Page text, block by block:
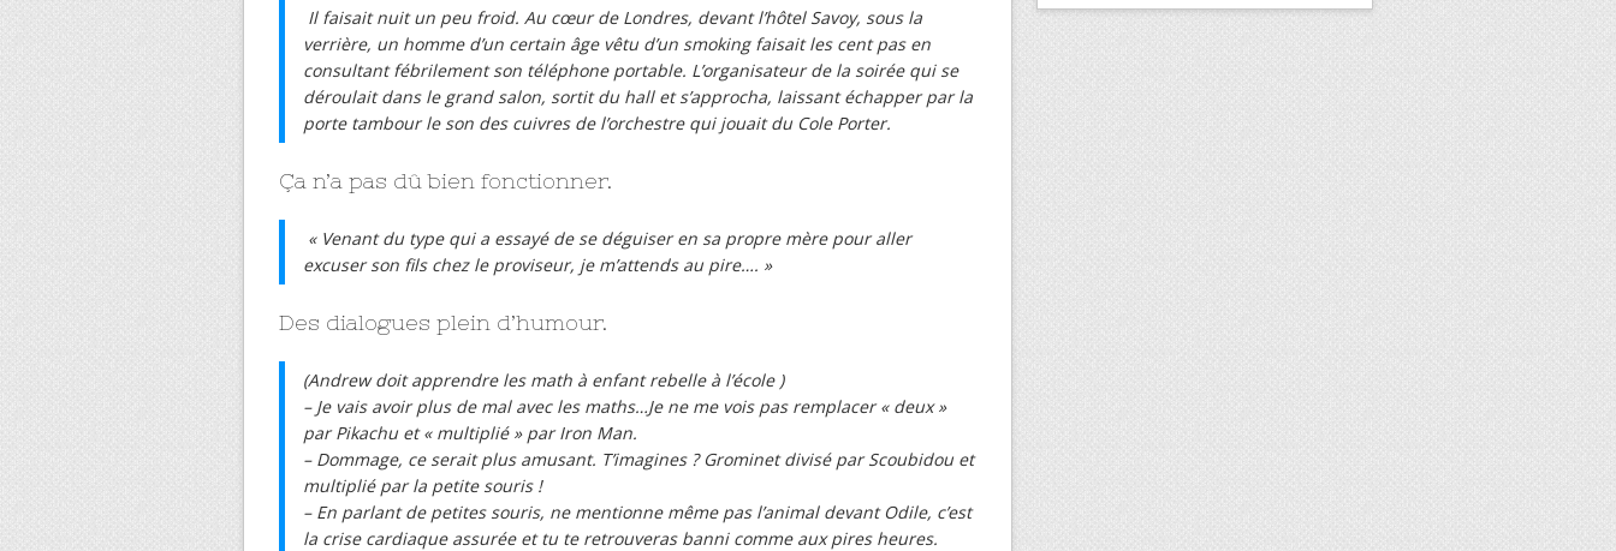
Il faisait nuit un peu froid. Au cœur de Londres, devant l’hôtel Savoy, sous la
verrière, un homme d’un certain âge vêtu d’un smoking faisait les cent pas en
consultant fébrilement son téléphone portable. L’organisateur de la soirée qui se
déroulait dans le grand salon, sortit du hall et s’approcha, laissant échapper par la
porte tambour le son des cuivres de l’orchestre qui jouait du Cole Porter.
Ça n’a pas dû bien fonctionner.
« Venant du type qui a essayé de se déguiser en sa propre mère pour aller
excuser son fils chez le proviseur, je m’attends au pire…. »
Des dialogues plein d’humour.
(Andrew doit apprendre les math à enfant rebelle à l’école )
– Je vais avoir plus de mal avec les maths…Je ne me vois pas remplacer « deux »
par Pikachu et « multiplié » par Iron Man.
– Dommage, ce serait plus amusant. T’imagines ? Grominet divisé par Scoubidou et
multiplié par la petite souris !
– En parlant de petites souris, ne mentionne même pas l’animal devant Odile, c’est
la crise cardiaque assurée et tu te retrouveras banni comme aux pires heures.